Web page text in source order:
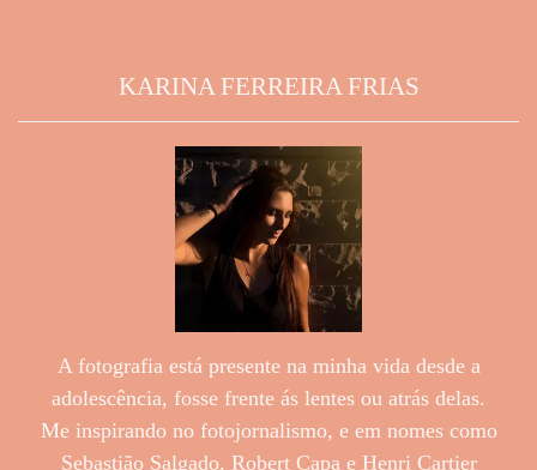
KARINA FERREIRA FRIAS
A fotografia está presente na minha vida desde a
adolescência, fosse frente ás lentes ou atrás delas.
Me inspirando no fotojornalismo, e em nomes como
Sebastião Salgado, Robert Capa e Henri Cartier